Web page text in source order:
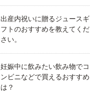
出産内祝いに贈るジュースギ
フトのおすすめを教えてくだ
さい。
妊娠中に飲みたい飲み物でコ
ンビニなどで買えるおすすめ
は？